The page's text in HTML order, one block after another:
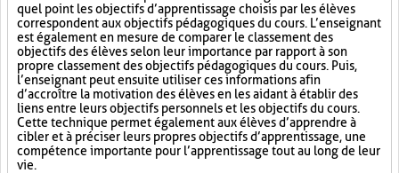
quel point les objectifs d’apprentissage choisis par les élèves
correspondent aux objectifs pédagogiques du cours. L’enseignant
est également en mesure de comparer le classement des
objectifs des élèves selon leur importance par rapport à son
propre classement des objectifs pédagogiques du cours. Puis,
l’enseignant peut ensuite utiliser ces informations afin
d’accroître la motivation des élèves en les aidant à établir des
liens entre leurs objectifs personnels et les objectifs du cours.
Cette technique permet également aux élèves d’apprendre à
cibler et à préciser leurs propres objectifs d’apprentissage, une
compétence importante pour l’apprentissage tout au long de leur
vie.